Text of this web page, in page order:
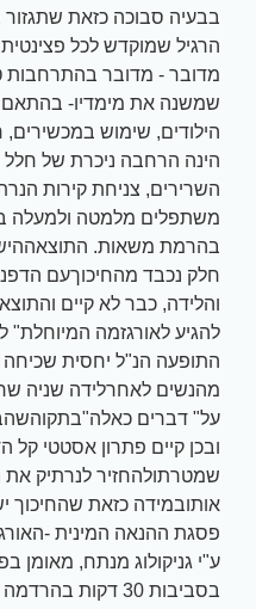
הרגיל שמוקדש לכל
מדובר - מדובר בהתרחבות
שמשנה את מימדיו-
הילודים, שימוש
הינה הרחבה ניכרת של חלל
השרירים, צניחת קירות
משתפלים מלמטה ולמעלה
בהרמת משאות.
חלק נכבד מהחיכוךעם
והלידה, כבר לא קיים
להגיע לאורגזמה המיוחלת"
מהנשים לאחרלידה שניה
על" דברים
ובכן קיים פתרון אסטטי קל
שמטרתולהחזיר לנרתיק
אותובמידה כזאת שהחיכוך
פסגת ההנאה המינית -
ע"י גניקולוג מנתח, מאומן
בסביבות 30 דקות